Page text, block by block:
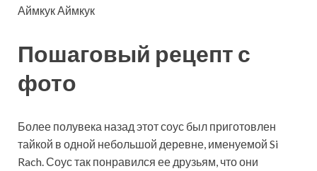
Аймкук Аймкук
Пошаговый рецепт с
фото
Более полувека назад этот соус был приготовлен
тайкой в одной небольшой деревне, именуемой Si
Rach. Соус так понравился ее друзьям, что они